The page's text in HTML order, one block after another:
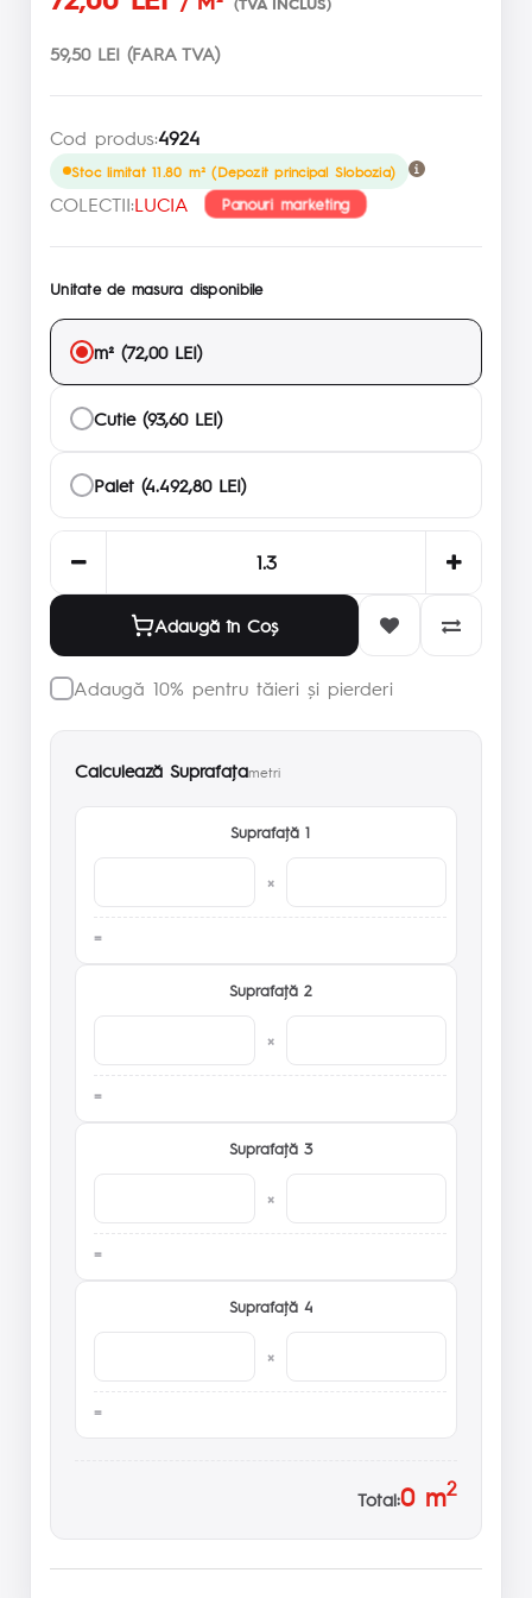
59,50 LEI (FARA TVA)
Cod produs:4924
Stoc limitat 11.80 m² (Depozit principal Slobozia)
COLECTII:LUCIA Panouri marketing
Unitate de masura disponibile
m² (72,00 LEI)
Cutie (93,60 LEI)
Palet (4.492,80 LEI)
Adaugă în Coş
Adaugă 10% pentru tăieri și pierderi
Calculează Suprafaţametri
Suprafaţă 1
×
Suprafaţă 2
×
Suprafaţă 3
×
Suprafaţă 4
×
Total:0m2